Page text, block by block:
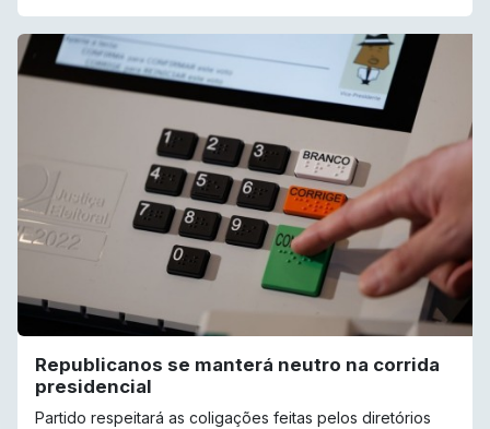
Republicanos se manterá neutro na corrida
presidencial
Partido respeitará as coligações feitas pelos diretórios